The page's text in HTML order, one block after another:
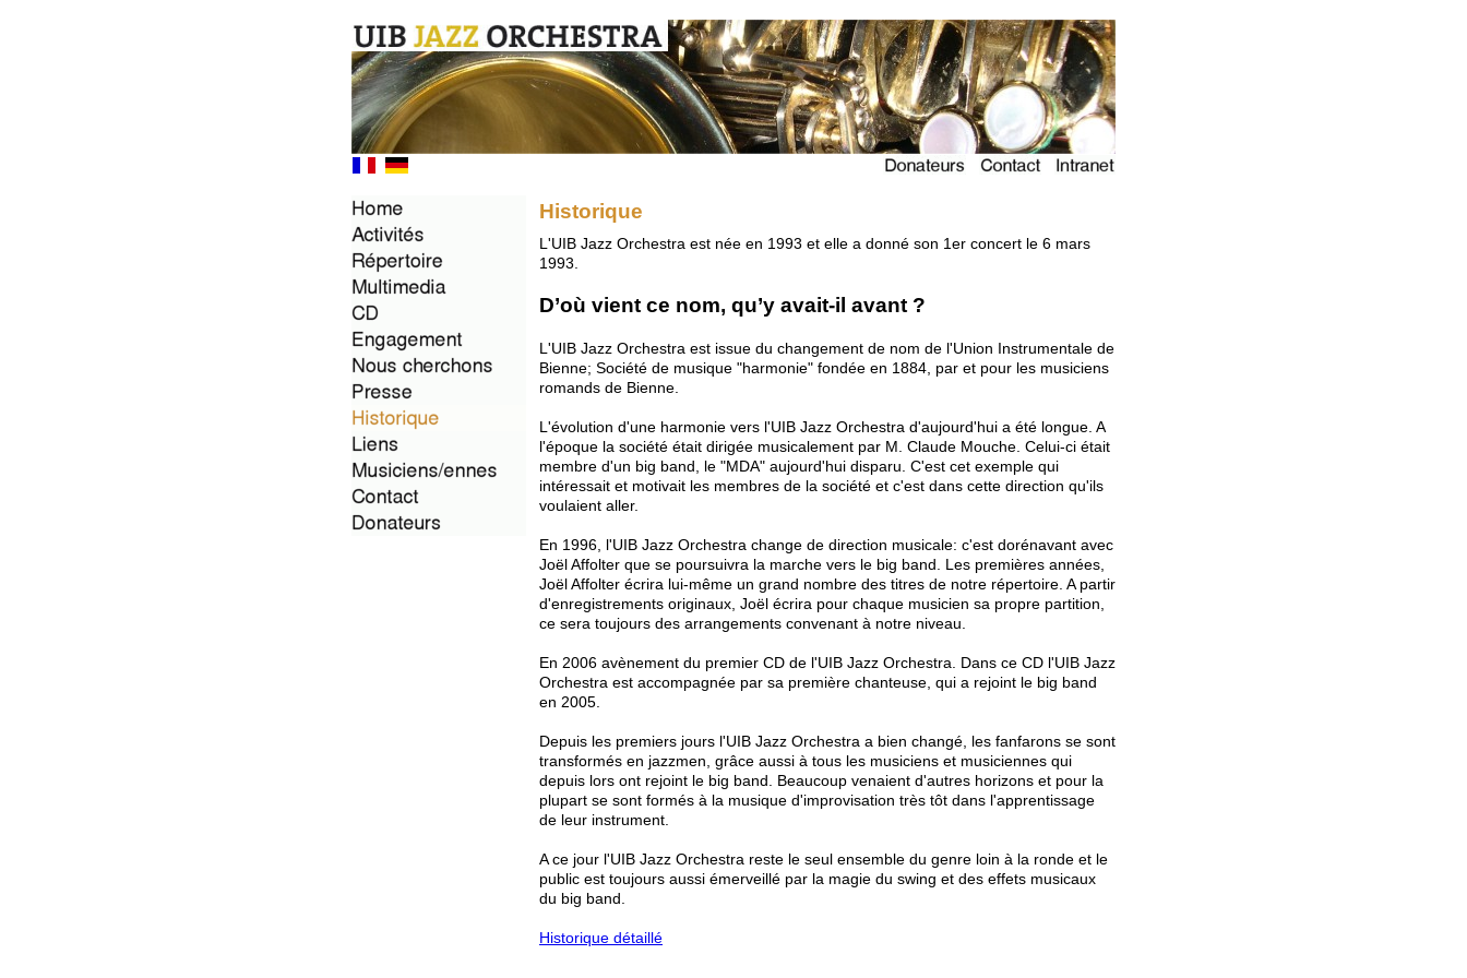
Historique
L'UIB Jazz Orchestra est née en 1993 et elle a donné son 1er concert le 6 mars
1993.
D’où vient ce nom, qu’y avait-il avant ?
L'UIB Jazz Orchestra est issue du changement de nom de l'Union Instrumentale de
Bienne; Société de musique "harmonie" fondée en 1884, par et pour les musiciens
romands de Bienne.
L'évolution d'une harmonie vers l'UIB Jazz Orchestra d'aujourd'hui a été longue. A
l'époque la société était dirigée musicalement par M. Claude Mouche. Celui-ci était
membre d'un big band, le "MDA" aujourd'hui disparu. C'est cet exemple qui
intéressait et motivait les membres de la société et c'est dans cette direction qu'ils
voulaient aller.
En 1996, l'UIB Jazz Orchestra change de direction musicale: c'est dorénavant avec
Joël Affolter que se poursuivra la marche vers le big band. Les premières années,
Joël Affolter écrira lui-même un grand nombre des titres de notre répertoire. A partir
d'enregistrements originaux, Joël écrira pour chaque musicien sa propre partition,
ce sera toujours des arrangements convenant à notre niveau.
En 2006 avènement du premier CD de l'UIB Jazz Orchestra. Dans ce CD l'UIB Jazz
Orchestra est accompagnée par sa première chanteuse, qui a rejoint le big band
en 2005.
Depuis les premiers jours l'UIB Jazz Orchestra a bien changé, les fanfarons se sont
transformés en jazzmen, grâce aussi à tous les musiciens et musiciennes qui
depuis lors ont rejoint le big band. Beaucoup venaient d'autres horizons et pour la
plupart se sont formés à la musique d'improvisation très tôt dans l'apprentissage
de leur instrument.
A ce jour l'UIB Jazz Orchestra reste le seul ensemble du genre loin à la ronde et le
public est toujours aussi émerveillé par la magie du swing et des effets musicaux
du big band.
Historique détaillé